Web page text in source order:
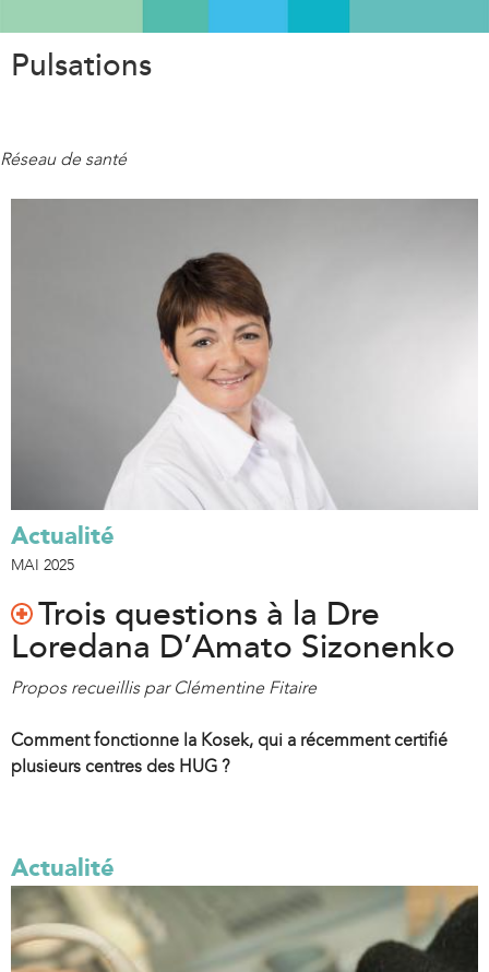
Pulsations
Réseau de santé
Actualité
MAI 2025
Trois questions à la Dre
Loredana D’Amato Sizonenko
Propos recueillis par Clémentine Fitaire
Comment fonctionne la Kosek, qui a récemment certifié
plusieurs centres des HUG ?
Actualité